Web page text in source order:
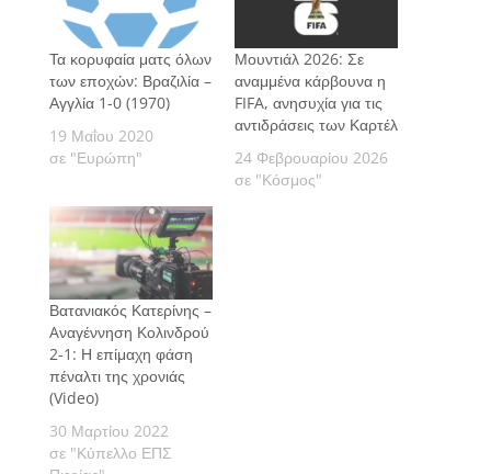
Τα κορυφαία ματς όλων
των εποχών: Βραζιλία –
Αγγλία 1-0 (1970)
19 Μαΐου 2020
σε "Ευρώπη"
Μουντιάλ 2026: Σε
αναμμένα κάρβουνα η
FIFA, ανησυχία για τις
αντιδράσεις των Καρτέλ
24 Φεβρουαρίου 2026
σε "Κόσμος"
Βατανιακός Κατερίνης –
Aναγέννηση Κολινδρού
2-1: Η επίμαχη φάση
πέναλτι της χρονιάς
(Video)
30 Μαρτίου 2022
σε "Κύπελλο ΕΠΣ